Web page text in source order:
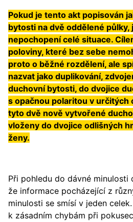
Pokud je tento akt popisován
bytosti na dvě oddělené půlky,
nepochopení celé situace.
poloviny, které bez sebe
proto o běžné rozdělení, ale
nazvat jako duplikování,
duchovní bytosti, do dvojice
s opačnou polaritou v určitých
tyto dvě nově vytvořené
vloženy do dvojice odlišných
ženy.
Při pohledu do dávné
že informace pocházející z
minulosti se smísí v jeden
k zásadním chybám při